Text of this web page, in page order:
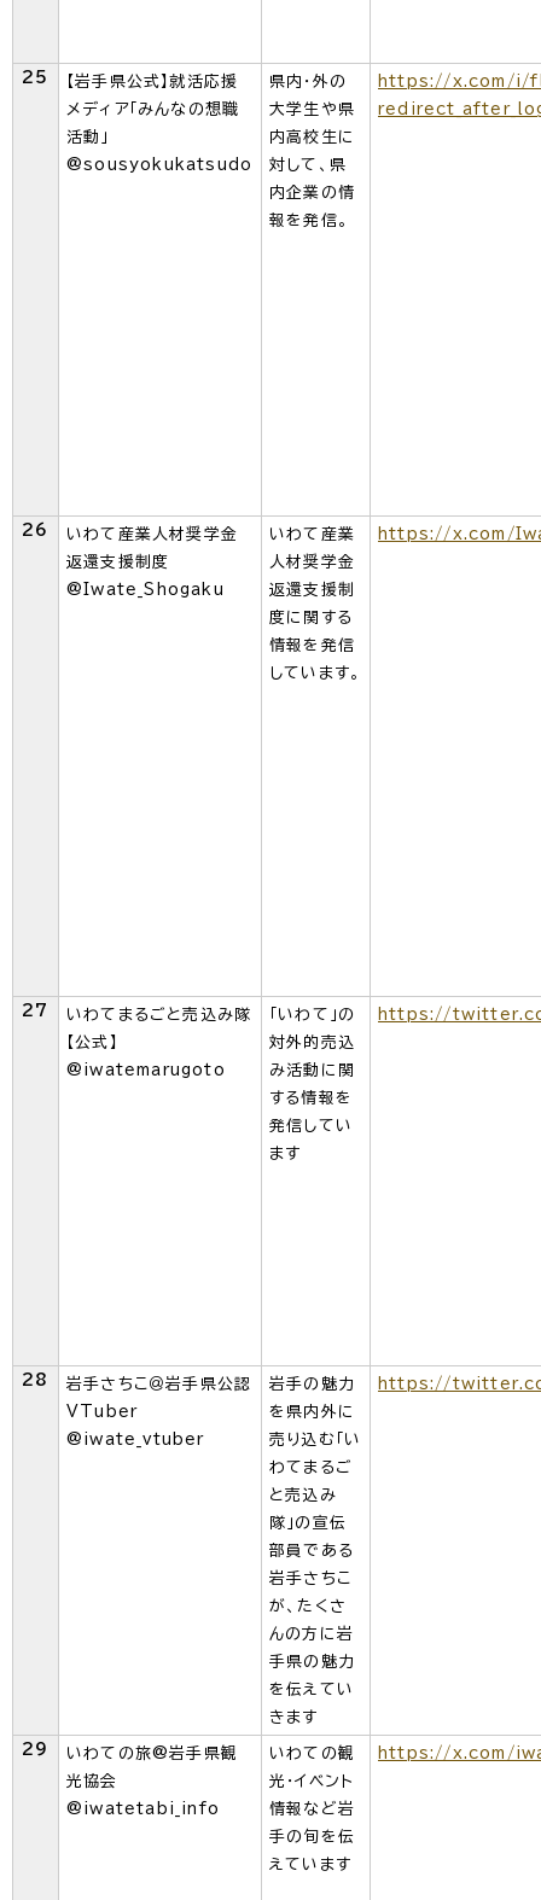
25
【岩手県公式】就活応援
メディア「みんなの想職
活動」
@sousyokukatsudo
県内・外の
大学生や県
内高校生に
対して、県
内企業の情
報を発信。
https://x.com/i/
26
いわて産業人材奨学金
返還支援制度
@Iwate_Shogaku
いわて産業
人材奨学金
返還支援制
度に関する
情報を発信
しています。
https://x.com/
27
いわてまるごと売込み隊
【公式】
@iwatemarugoto
「いわて」の
対外的売込
み活動に関
する情報を
発信してい
ます
https://
28
岩手さちこ＠岩手県公認
VTuber
@iwate_vtuber
岩手の魅力
を県内外に
売り込む「い
わてまるご
と売込み
隊」の宣伝
部員である
岩手さちこ
が、たくさ
んの方に岩
手県の魅力
を伝えてい
きます
https://
29
いわての旅@岩手県観
光協会
@iwatetabi_info
いわての観
光・イベント
情報など岩
手の旬を伝
えています
https://x.com/